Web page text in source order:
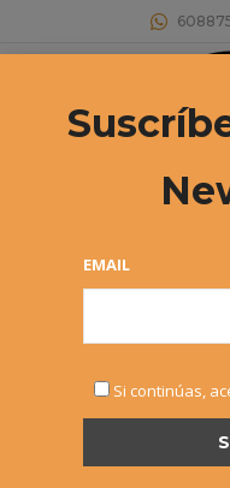
Buscar:
Archivos
EMAIL
Si continúas,